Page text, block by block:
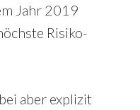
Jahr 2019
Risiko-
aber explizit